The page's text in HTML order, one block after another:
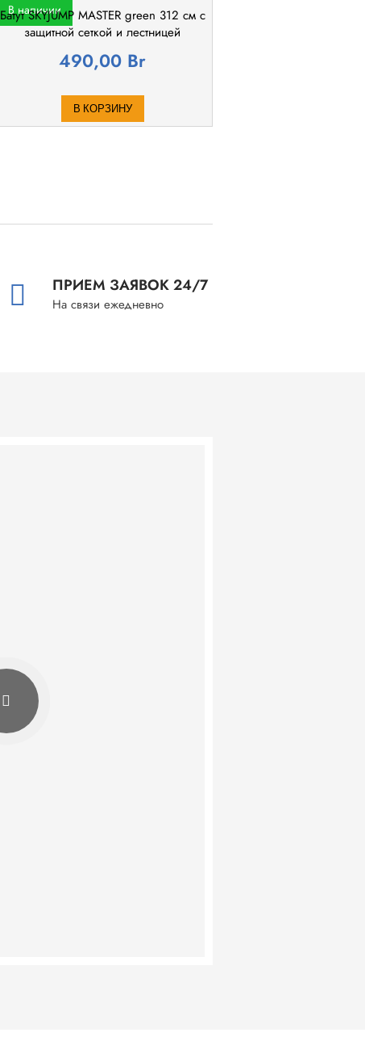
В наличии
Батут SKYJUMP MASTER green 312 cм с
защитной сеткой и лестницей
490,00 Br
В КОРЗИНУ
ПРИЕМ ЗАЯВОК 24/7
На связи ежедневно